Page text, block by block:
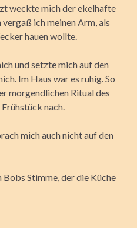
weckte mich der ekelhafte
ich meinen Arm, als
hauen wollte.
und setzte mich auf den
Im Haus war es ruhig. So
morgendlichen Ritual des
nach.
mich auch nicht auf den
Bobs Stimme, der die Küche